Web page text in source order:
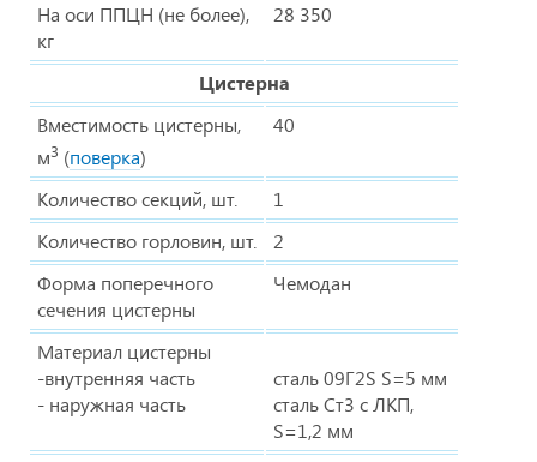
На оси ППЦН (не более),
кг
28 350
Цистерна
Вместимость цистерны,
м3 (поверка)
40
Количество секций, шт.
1
Количество горловин, шт.
2
Форма поперечного
сечения цистерны
Чемодан
Материал цистерны
-внутренняя часть
- наружная часть
сталь 09Г2S S=5 мм
сталь Ст3 с ЛКП,
S=1,2 мм